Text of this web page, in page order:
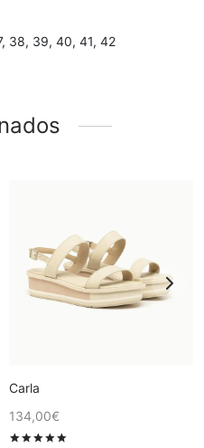
38, 39, 40, 41, 42
Carla
134,00€